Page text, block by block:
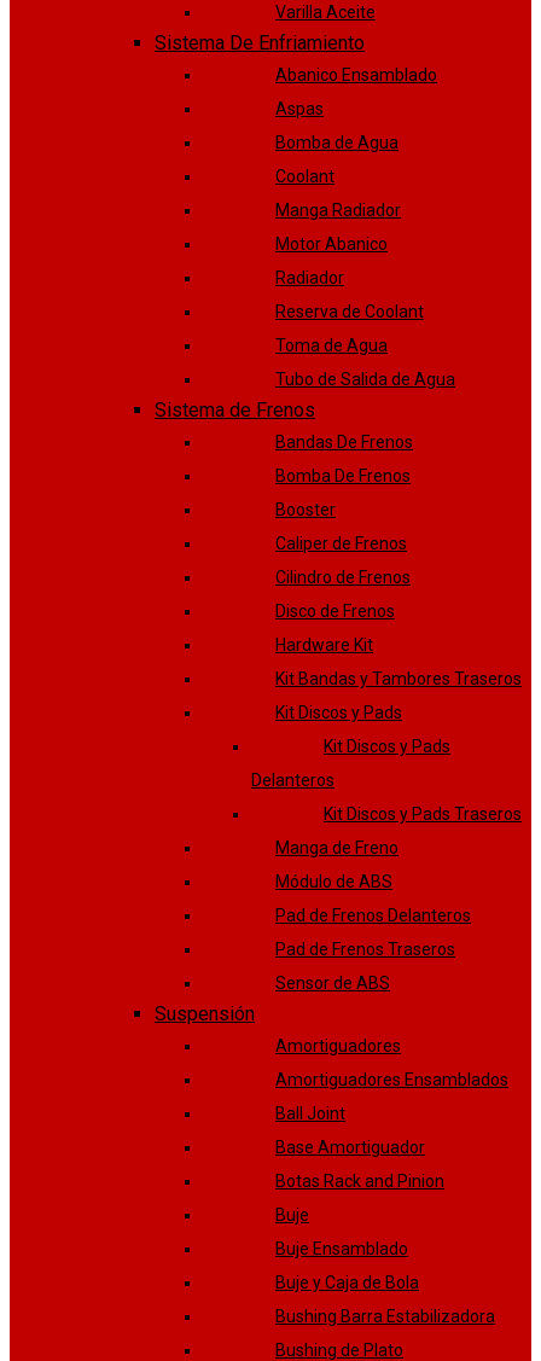
Varilla Aceite
Sistema De Enfriamiento
Abanico Ensamblado
Aspas
Bomba de Agua
Coolant
Manga Radiador
Motor Abanico
Radiador
Reserva de Coolant
Toma de Agua
Tubo de Salida de Agua
Sistema de Frenos
Bandas De Frenos
Bomba De Frenos
Booster
Caliper de Frenos
Cilindro de Frenos
Disco de Frenos
Hardware Kit
Kit Bandas y Tambores Traseros
Kit Discos y Pads
Kit Discos y Pads
Delanteros
Kit Discos y Pads Traseros
Manga de Freno
Módulo de ABS
Pad de Frenos Delanteros
Pad de Frenos Traseros
Sensor de ABS
Suspensión
Amortiguadores
Amortiguadores Ensamblados
Ball Joint
Base Amortiguador
Botas Rack and Pinion
Buje
Buje Ensamblado
Buje y Caja de Bola
Bushing Barra Estabilizadora
Bushing de Plato